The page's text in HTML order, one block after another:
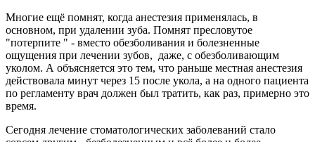
Многие ещё помнят, когда анестезия применялась, в
основном, при удалении зуба. Помнят пресловутое
"потерпите " - вместо обезболивания и болезненные
ощущения при лечении зубов, даже, с обезболивающим
уколом. А объясняется это тем, что раньше местная анестезия
действовала минут через 15 после укола, а на одного пациента
по регламенту врач должен был тратить, как раз, примерно это
время.
Сегодня лечение стоматологических заболеваний стало